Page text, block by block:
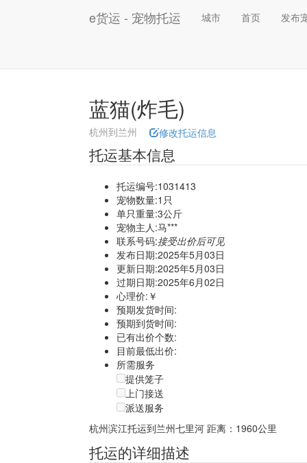
e货运 - 宠物托运 城市 首页 发布
蓝猫(炸毛)
杭州到兰州 修改托运信息
托运基本信息
托运编号:1031413
宠物数量:1只
单只重量:3公斤
宠物主人:马***
联系号码:接受出价后可见
发布日期:2025年5月03日
更新日期:2025年5月03日
过期日期:2025年6月02日
心理价:￥
预期发货时间:
预期到货时间:
已有出价个数:
目前最低出价:
所需服务
提供笼子
上门接送
派送服务
杭州滨江托运到兰州七里河 距离：1960公里
托运的详细描述